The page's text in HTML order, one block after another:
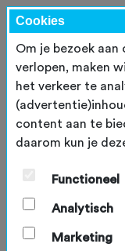
Inloggen
E-mailadres *
Cookies
Om je bezoek
verlopen, maken
het verkeer te
content aan te
daarom kun je
Functioneel
Analytisch
Marketing